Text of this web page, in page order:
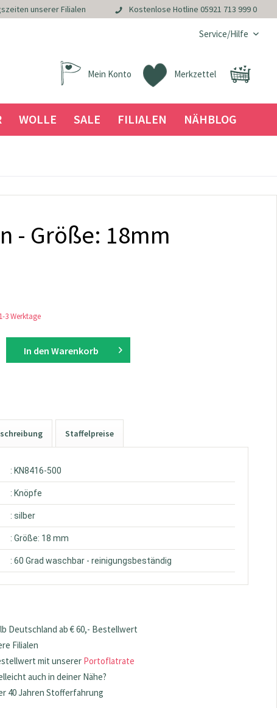
unserer Filialen Kostenlose Hotline 05921 713 999 0
Service/Hilfe
Merkzettel
Mein Konto
WOLLE SALE FILIALEN NÄHBLOG
- Größe: 18mm
3 Werktage
In den Warenkorb
Staffelpreise
: KN8416-500
: Knöpfe
: silber
: Größe: 18 mm
: 60 Grad waschbar - reinigungsbeständig
Deutschland ab € 60,- Bestellwert
Filialen
mit unserer Portoflatrate
auch in deiner Nähe?
40 Jahren Stofferfahrung